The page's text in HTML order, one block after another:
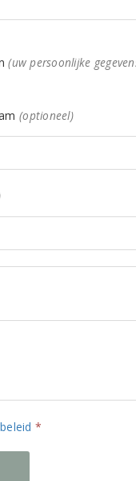
(uw persoonlijke
(optioneel)
*